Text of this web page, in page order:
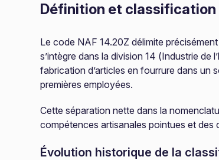
Définition et classification
Le code NAF 14.20Z délimite
s’intègre dans la division 14 (Industrie
fabrication d’articles en fourrure dans
premières employées.
Cette séparation nette dans la
compétences artisanales pointues et des
Évolution historique de la